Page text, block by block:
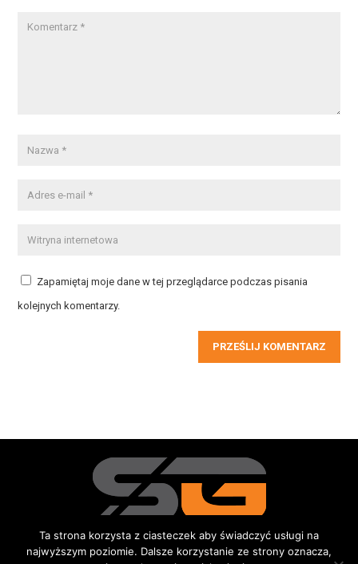
Zapamiętaj moje dane w tej przeglądarce podczas pisania
kolejnych komentarzy.
PRZEŚLIJ KOMENTARZ
Ta strona korzysta z ciasteczek aby świadczyć usługi na
najwyższym poziomie. Dalsze korzystanie ze strony oznacza,